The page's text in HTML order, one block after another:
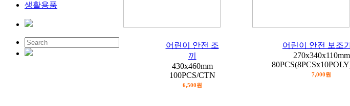
생활용품
어린이 안전 조
끼
430x460mm
100PCS/CTN
6,500원
어린이 안전 보조
270x340x110mm
7,000원